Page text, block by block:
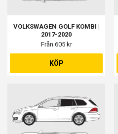
VOLKSWAGEN GOLF KOMBI |
2017-2020
Från 605 kr
KÖP